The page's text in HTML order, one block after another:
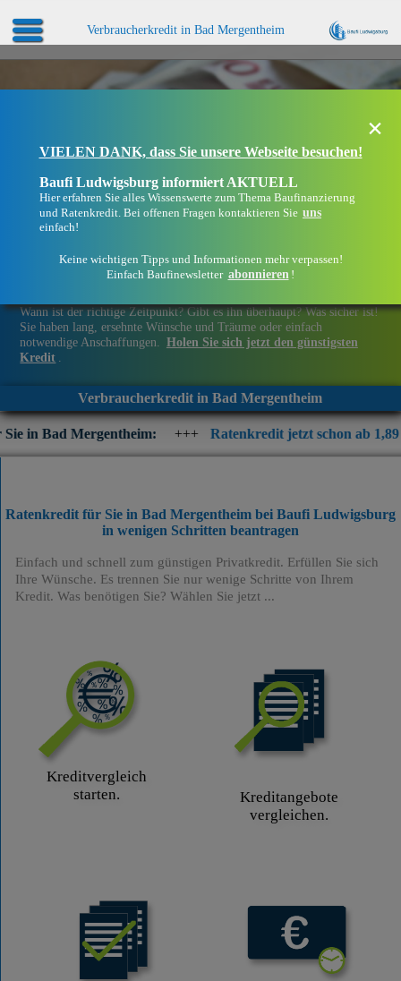
Verbraucherkredit in Bad Mergentheim
Wann ist der richtige Zeitpunkt? Gibt es ihn überhaupt? Was sicher ist!
Sie haben lang, ersehnte Wünsche und Träume oder einfach
notwendige Anschaffungen. Holen Sie sich jetzt den günstigsten
Kredit .
Verbraucherkredit in Bad Mergentheim
+++ Ratenkredit jetzt schon ab 1,89 % p.a. eff.
×
VIELEN DANK, dass Sie unsere Webseite besuchen!
Baufi Ludwigsburg informiert AKTUELL
Hier erfahren Sie alles Wissenswerte zum Thema Baufinanzierung
und Ratenkredit. Bei offenen Fragen kontaktieren Sie uns
einfach!
Keine wichtigen Tipps und Informationen mehr verpassen!
Einfach Baufinewsletter abonnieren !
Ratenkredit für Sie in Bad Mergentheim bei Baufi Ludwigsburg
in wenigen Schritten beantragen
Einfach und schnell zum günstigen Privatkredit. Erfüllen Sie sich
Ihre Wünsche. Es trennen Sie nur wenige Schritte von Ihrem
Kredit. Was benötigen Sie? Wählen Sie jetzt ...
Kreditvergleich
starten.
Kreditangebote
vergleichen.